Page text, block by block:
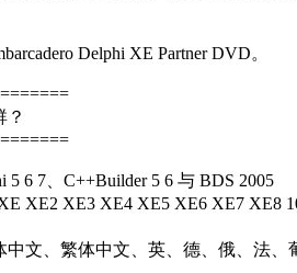
Delphi XE Partner DVD。
？
6 7、C++Builder 5 6 与 BDS 2005
XE2 XE3 XE4 XE5 XE6 XE7 XE8
中文、繁体中文、英、德、俄、法、